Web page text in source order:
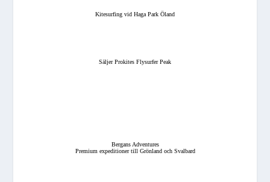
Kitesurfing vid Haga Park Öland
Säljer Prokites Flysurfer Peak
Bergans Adventures
Premium expeditioner till Grönland och Svalbard